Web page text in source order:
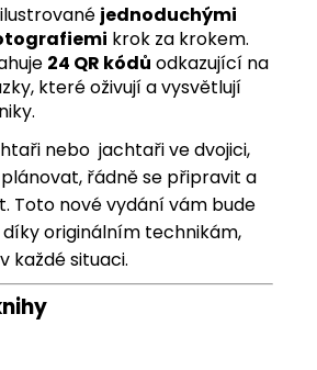
jednoduchými
krok za krokem.
24 QR kódů odkazující na
které oživují a vysvětlují
nebo jachtaři ve dvojici,
řádně se připravit a
Toto nové vydání vám bude
originálním technikám,
každé situaci.